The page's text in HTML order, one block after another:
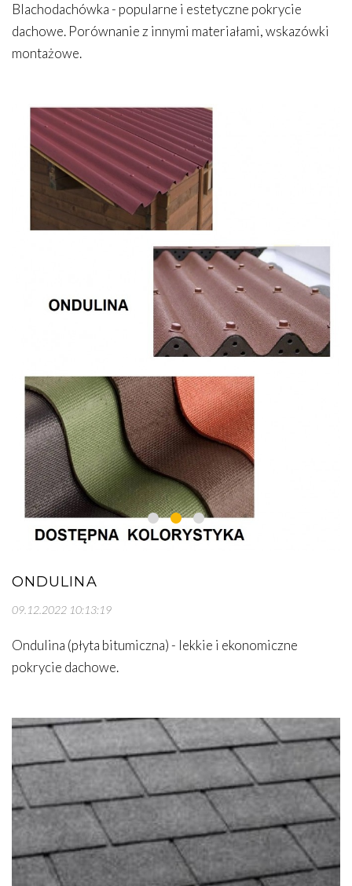
Blachodachówka - popularne i estetyczne pokrycie
dachowe. Porównanie z innymi materiałami, wskazówki
montażowe.
ONDULINA
09.12.2022 10:13:19
Ondulina (płyta bitumiczna) - lekkie i ekonomiczne
pokrycie dachowe.